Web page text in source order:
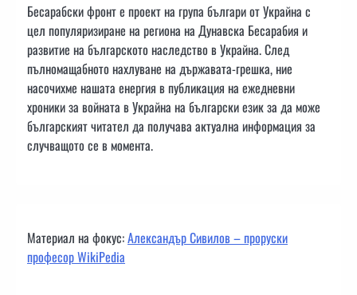
Бесарабски фронт е проект на група българи от Украйна с
цел популяризиране на региона на Дунавска Бесарабия и
развитие на българското наследство в Украйна. След
пълномащабното нахлуване на държавата-грешка, ние
насочихме нашата енергия в публикация на ежедневни
хроники за войната в Украйна на български език за да може
българският читател да получава актуална информация за
случващото се в момента.
Материал на фокус:Александър Сивилов – проруски
професор WikiPedia